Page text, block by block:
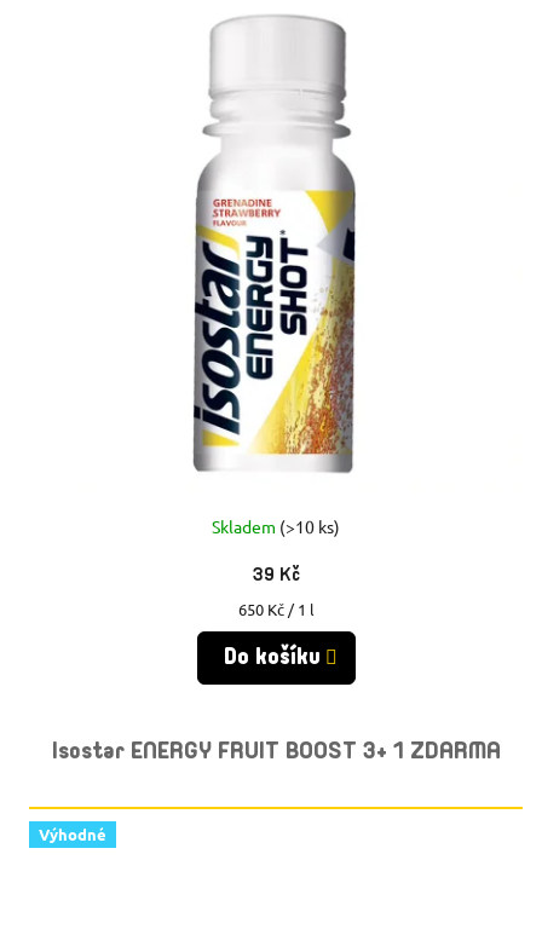
Skladem (>10 ks)
39 Kč
Měrná
cena:
650 Kč / 1 l
Do košíku
Isostar ENERGY FRUIT BOOST 3+ 1 ZDARMA
Výhodné